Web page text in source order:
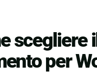
scegliere
per